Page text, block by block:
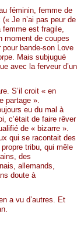
féminin, femme de
Je n’ai pas peur de
est fragile,
moment de coupes
bande-son Love
Mais subjugué
avec la ferveur d’un
S’il croit « en
partage ».
eu du mal à
c’était de faire rêver
de « bizarre ».
qui se racontait des
tribu, qui mêle
des
allemands,
doute à
a vu d’autres. Et